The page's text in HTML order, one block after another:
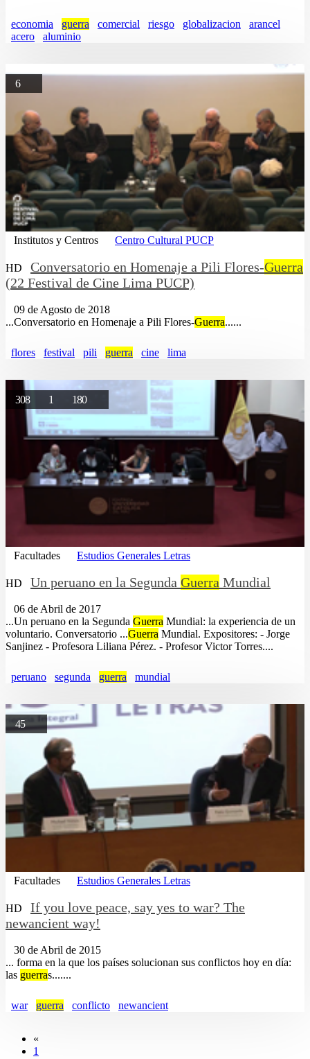
economia guerra comercial riesgo globalizacion
arancel
acero
aluminio
6
Institutos y Centros Centro Cultural PUCP
HD Conversatorio en Homenaje a Pili Flores-Guerra
(22 Festival de Cine Lima PUCP)
09 de Agosto de 2018
...Conversatorio en Homenaje a Pili Flores-Guerra......
flores festival pili guerra cine lima
308 1 180
Facultades Estudios Generales Letras
HD Un peruano en la Segunda Guerra Mundial
06 de Abril de 2017
...Un peruano en la Segunda Guerra Mundial: la experiencia de un
voluntario. Conversatorio ...Guerra Mundial. Expositores: - Jorge
Sanjinez - Profesora Liliana Pérez. - Profesor Victor Torres....
peruano segunda guerra mundial
45
Facultades Estudios Generales Letras
HD
If you love peace, say yes to war? The
newancient way!
30 de Abril de 2015
... forma en la que los países solucionan sus conflictos hoy en día:
las guerras.......
war guerra conflicto newancient
«
1